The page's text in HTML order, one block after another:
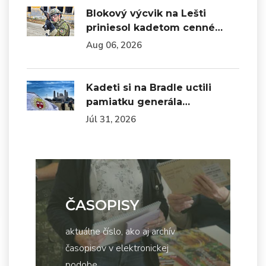
Blokový výcvik na Lešti
priniesol kadetom cenné…
Aug 06, 2026
Kadeti si na Bradle uctili
pamiatku generála…
Júl 31, 2026
ČASOPISY
aktuálne číslo, ako aj archív
časopisov v elektronickej